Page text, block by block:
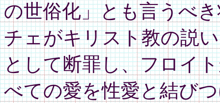
の世俗化」とも言うべ
チェがキリスト教の説
として断罪し、フロイ
べての愛を性愛と結び